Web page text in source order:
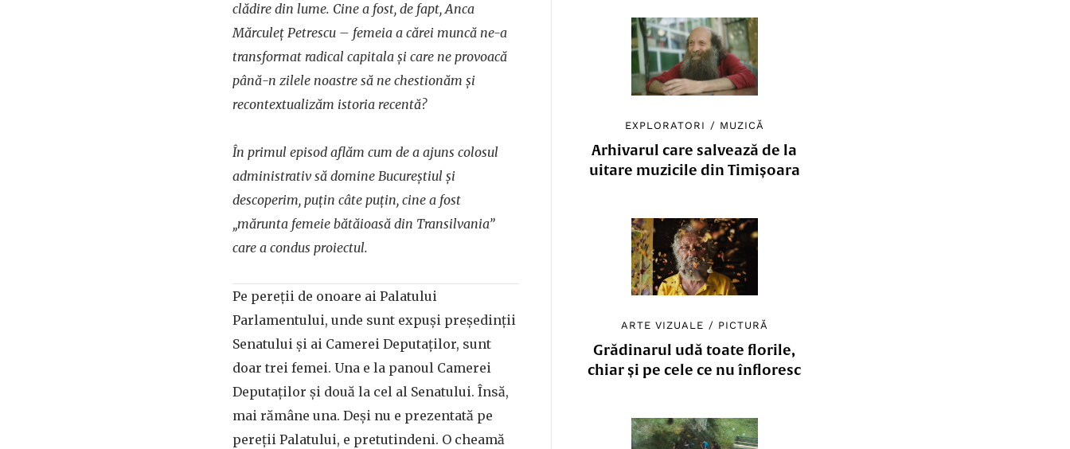
EXPLORATORI / MUZICĂ
Arhivarul care salvează de la
uitare muzicile din Timișoara
ARTE VIZUALE / PICTURĂ
Grădinarul udă toate florile,
chiar și pe cele ce nu înfloresc
clădire din lume. Cine a fost, de fapt, Anca
Mărculeț Petrescu – femeia a cărei muncă ne-a
transformat radical capitala și care ne provoacă
până-n zilele noastre să ne chestionăm și
recontextualizăm istoria recentă?
În primul episod aflăm cum de a ajuns colosul
administrativ să domine Bucureștiul și
descoperim, puțin câte puțin, cine a fost
„mărunta femeie bătăioasă din Transilvania”
care a condus proiectul.
Pe pereții de onoare ai Palatului
Parlamentului, unde sunt expuși președinții
Senatului și ai Camerei Deputaților, sunt
doar trei femei. Una e la panoul Camerei
Deputaților și două la cel al Senatului. Însă,
mai rămâne una. Deși nu e prezentată pe
pereții Palatului, e pretutindeni. O cheamă